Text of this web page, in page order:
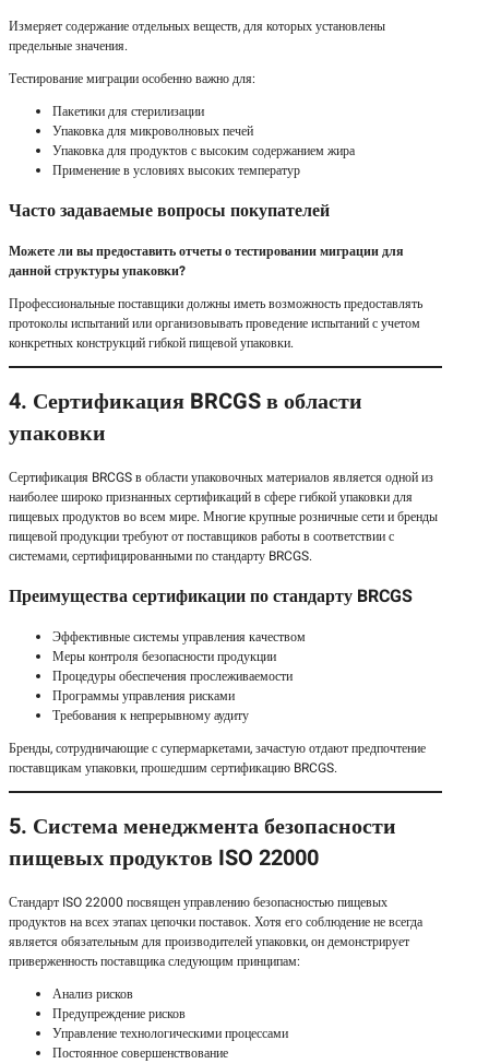
Измеряет содержание отдельных веществ, для которых установлены
предельные значения.
Тестирование миграции особенно важно для:
Пакетики для стерилизации
Упаковка для микроволновых печей
Упаковка для продуктов с высоким содержанием жира
Применение в условиях высоких температур
Часто задаваемые вопросы покупателей
Можете ли вы предоставить отчеты о тестировании миграции для
данной структуры упаковки?
Профессиональные поставщики должны иметь возможность предоставлять
протоколы испытаний или организовывать проведение испытаний с учетом
конкретных конструкций гибкой пищевой упаковки.
4. Сертификация BRCGS в области
упаковки
Сертификация BRCGS в области упаковочных материалов является одной из
наиболее широко признанных сертификаций в сфере гибкой упаковки для
пищевых продуктов во всем мире. Многие крупные розничные сети и бренды
пищевой продукции требуют от поставщиков работы в соответствии с
системами, сертифицированными по стандарту BRCGS.
Преимущества сертификации по стандарту BRCGS
Эффективные системы управления качеством
Меры контроля безопасности продукции
Процедуры обеспечения прослеживаемости
Программы управления рисками
Требования к непрерывному аудиту
Бренды, сотрудничающие с супермаркетами, зачастую отдают предпочтение
поставщикам упаковки, прошедшим сертификацию BRCGS.
5. Система менеджмента безопасности
пищевых продуктов ISO 22000
Стандарт ISO 22000 посвящен управлению безопасностью пищевых
продуктов на всех этапах цепочки поставок. Хотя его соблюдение не всегда
является обязательным для производителей упаковки, он демонстрирует
приверженность поставщика следующим принципам:
Анализ рисков
Предупреждение рисков
Управление технологическими процессами
Постоянное совершенствование